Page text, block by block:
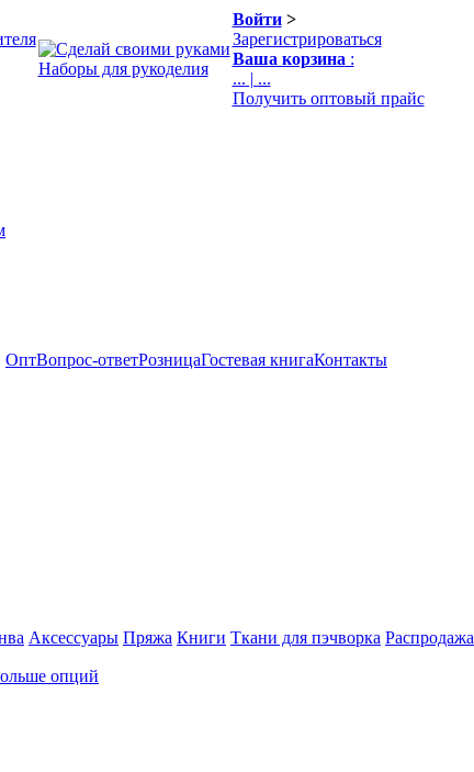
Наборы для рукоделия
Войти>
Зарегистрироваться
Ваша корзина :
... | ...
Получить оптовый прайс
ОптВопрос-ответРозницаГостевая книгаКонтакты
Аксессуары Пряжа Книги Ткани для пэчворка Распродажа
опций